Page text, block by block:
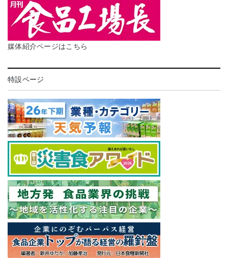
媒体紹介ページはこちら
特設ページ